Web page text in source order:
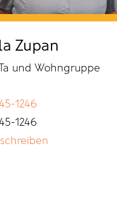
Zupan
und Wohngruppe
1246
1246